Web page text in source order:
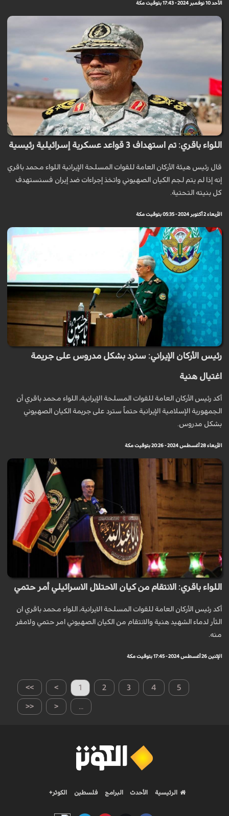
الأحد 10 نوفمبر 2024 - 17:43 بتوقيت مكة
اللواء باقري: تم استهداف 3 قواعد عسكرية إسرائيلية رئيسية
قال رئيس هيئة الأركان العامة للقوات المسلحة الإيرانية اللواء محمد باقري
إنه إذا لم يتم لجم الكيان الصهيوني واتخذ إجراءات ضد إيران فسنستهدف
كل بنيته التحتية.
الأربعاء 2 أكتوبر 2024 - 05:35 بتوقيت مكة
رئيس الأركان الإيراني: سنرد بشكل مدروس على جريمة
اغتيال هنية
أكد رئيس الأركان العامة للقوات المسلحة الإيرانية، اللواء محمد باقري أن
الجمهورية الإسلامية الإيرانية حتماً سترد على جريمة الكيان الصهيوني
بشكل مدروس.
الأربعاء 28 أغسطس 2024 - 20:26 بتوقيت مكة
اللواء باقري: الانتقام من كيان الاحتلال الاسرائيلي أمر حتمي
أكد رئيس الأركان العامة للقوات المسلحة الايرانية، اللواء محمد باقري ان
الثأر لدماء الشهيد هنية والانتقام من الكيان الصهيوني امر حتمي ولامفر
منه.
الإثنين 26 أغسطس 2024 - 17:45 بتوقيت مكة
>> > 1 2 3 4 5
...
<
<<
الرئيسية الأحدث البرامج فلسطين الكوثر+